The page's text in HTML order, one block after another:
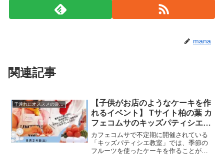
mana
関連記事
子連れにオススメの遊び場
【子供がお店のようなケーキを作
れるイベント】 Tサイト柏の葉 カ
フェコムサのキッズパティシエ教
室
カフェコムサで不定期に開催されている
「キッズパティシエ教室」では、季節の
フルーツを使ったケーキを作ることがで